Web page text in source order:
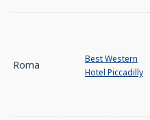
Roma
Best Western
Hotel Piccadilly